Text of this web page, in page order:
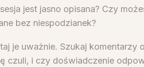
jest jasno opisana? Czy
bez niespodzianek?
je uważnie. Szukaj komentarzy
czuli, i czy doświadczenie